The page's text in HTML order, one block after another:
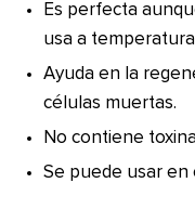
Es perfecta
usa a
Ayuda en la
células muertas.
No contiene
Se puede usar en